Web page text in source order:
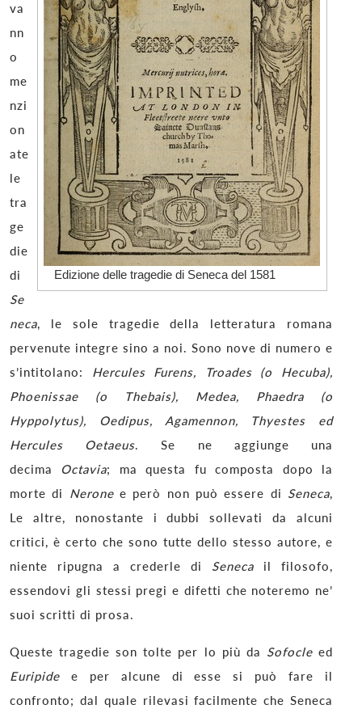
Edizione delle tragedie di Seneca del 1581
va
nn
o
me
nzi
on
ate
le
tra
ge
die
di
Se
neca, le sole tragedie della letteratura romana
pervenute integre sino a noi. Sono nove di numero e
s’intitolano: Hercules Furens, Troades (o Hecuba),
Phoenissae (o Thebais), Medea, Phaedra (o
Hyppolytus), Oedipus, Agamennon, Thyestes ed
Hercules Oetaeus. Se ne aggiunge una
decima Octavia; ma questa fu composta dopo la
morte di Neronee però non può essere di Seneca,
Le altre, nonostante i dubbi sollevati da alcuni
critici, è certo che sono tutte dello stesso autore, e
niente ripugna a crederle di Seneca il filosofo,
essendovi gli stessi pregi e difetti che noteremo ne’
suoi scritti di prosa.
Queste tragedie son tolte per lo più da Sofocleed
Euripide e per alcune di esse si può fare il
confronto; dal quale rilevasi facilmente che Seneca